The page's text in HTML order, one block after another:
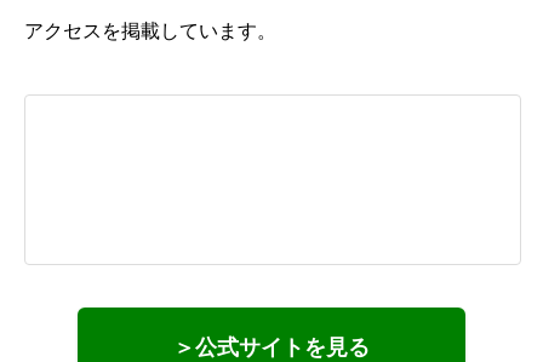
アクセスを掲載しています。
＞公式サイトを見る